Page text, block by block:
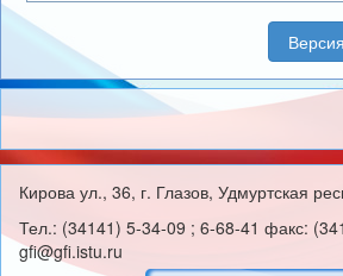
Кирова ул., 36, г. Глазов, Удмуртская
Тел.: (34141) 5-34-09 ; 6-68-41 факс:
gfi@gfi.istu.ru